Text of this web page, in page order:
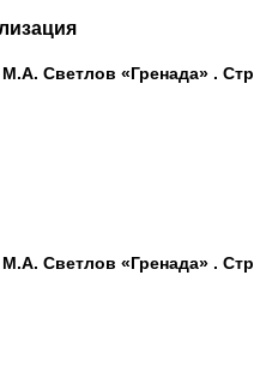
М.А. Светлов «Гренада» . Стр
М.А. Светлов «Гренада» . Стр